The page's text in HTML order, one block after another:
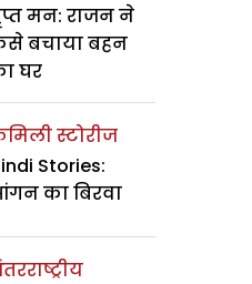
मन: राजन ने
बचाया बहन
घर
स्टोरीज
Stories:
का बिरवा